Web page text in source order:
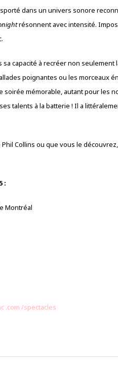
dans un univers sonore
résonnent avec intensité.
capacité à recréer non seulement
poignantes ou les morceaux
soirée mémorable, autant pour les
talents à la batterie ! Il a
Collins ou que vous le
:
Montréal
.com /spectacles